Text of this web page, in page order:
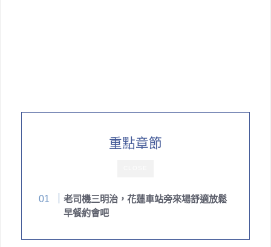
重點章節
老司機三明治，花蓮車站旁來場舒適放鬆
早餐約會吧